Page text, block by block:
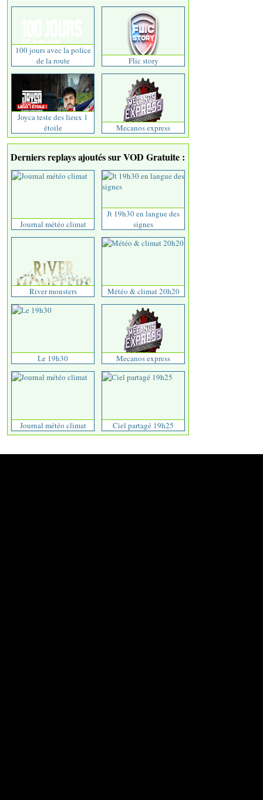
100 jours avec la police
de la route
Flic story
Joyca teste des lieux 1
étoile
Mecanos express
Derniers replays ajoutés sur VOD Gratuite :
Journal météo climat
Jt 19h30 en langue des
signes
River monsters Météo & climat 20h20
Le 19h30 Mecanos express
Journal météo climat Ciel partagé 19h25